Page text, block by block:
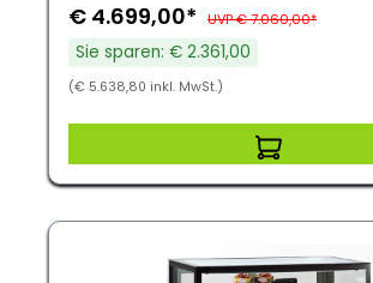
€ 4.699,00* UVP € 7.060,00*
Sie sparen: € 2.361,00
(€ 5.638,80 inkl. MwSt.)